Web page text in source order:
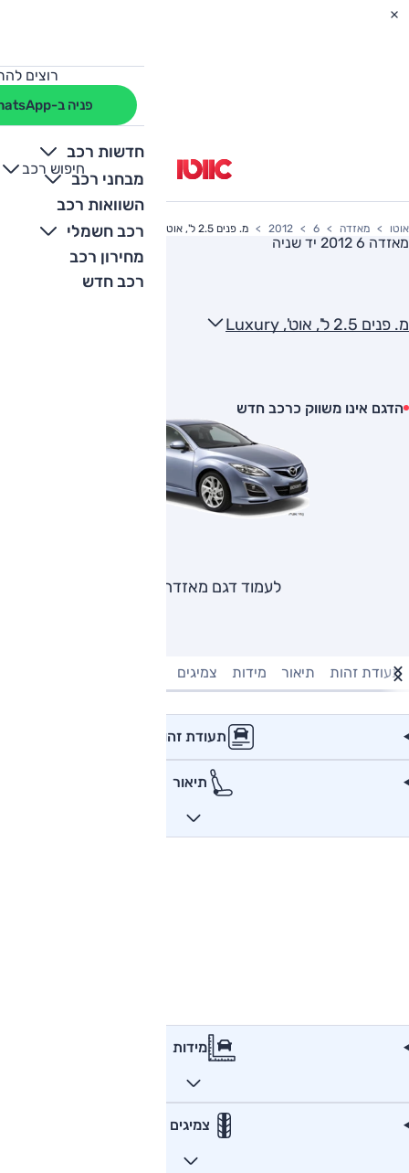
רוצים
פניה ב-WhatsApp
חדשות רכב
מבחני רכב
השוואות רכב
רכב חשמלי
מחירון רכב
רכב חדש
חיפוש רכב
+
-
אוטו מאזדה 6
2012 מ. פנים 2.5 ל', אוט', Luxury
מאזדה 6 2012 יד שניה
מ. פנים 2.5 ל', אוט', Luxury
הדגם אינו משווק כרכב חדש
לעמוד דגם מאזדה 6
תעודת זהות תיאור מידות צמיגים
תעודת זהות
תיאור
מידות
צמיגים